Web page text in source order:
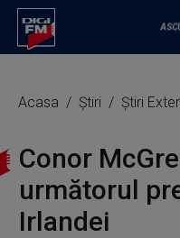
Acasa Știri Știri
Conor
următorul
Irlandei